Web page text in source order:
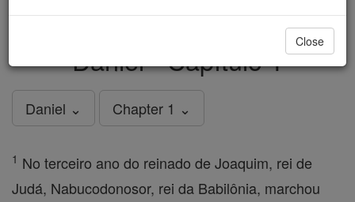
in faith. Thank you.DONATE TODAY >
Daniel - Capítulo 1
Daniel ⌄ Chapter 1 ⌄
1 No terceiro ano do reinado de Joaquim, rei de
Judá, Nabucodonosor, rei da Babilônia, marchou
Close